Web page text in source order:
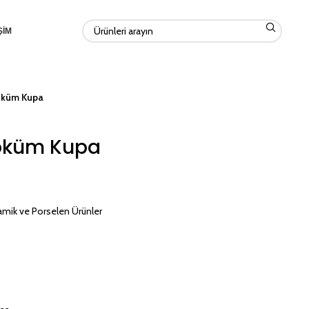
Kupa
Kupa
ve Porselen Ürünler